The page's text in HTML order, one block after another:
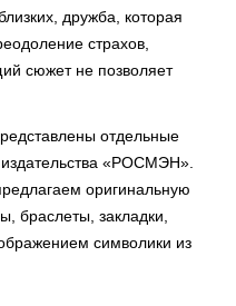
дружба, которая
страхов,
сюжет не позволяет
отдельные
издательства «РОСМЭН».
оригинальную
браслеты, закладки,
символики из